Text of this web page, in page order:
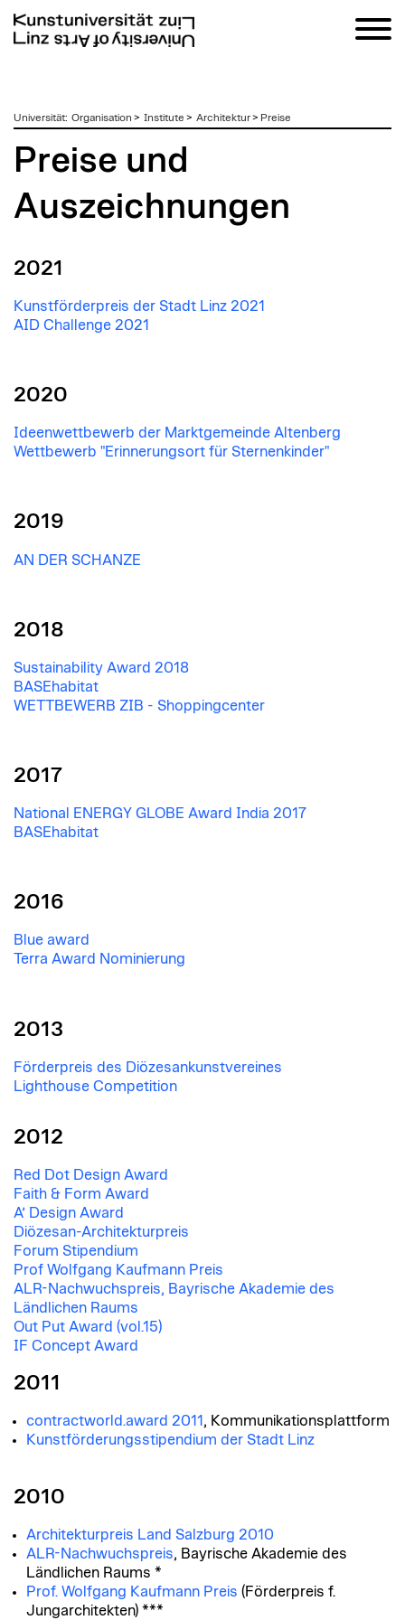
zumUniversität: Organisation > Institute > Architektur> Preise
Preise und
Auszeichnungen
2021
Kunstförderpreis der Stadt Linz 2021
AID Challenge 2021
2020
Ideenwettbewerb der Marktgemeinde Altenberg
Wettbewerb "Erinnerungsort für Sternenkinder"
2019
AN DER SCHANZE
2018
Sustainability Award 2018
BASEhabitat
WETTBEWERB ZIB - Shoppingcenter
2017
National ENERGY GLOBE Award India 2017
BASEhabitat
2016
Blue award
Terra Award Nominierung
2013
Förderpreis des Diözesankunstvereines
Lighthouse Competition
2012
Red Dot Design Award
Faith & Form Award
A’ Design Award
Diözesan-Architekturpreis
Forum Stipendium
Prof Wolfgang Kaufmann Preis
ALR-Nachwuchspreis, Bayrische Akademie des
Ländlichen Raums
Out Put Award (vol.15)
IF Concept Award
2011
contractworld.award 2011 , Kommunikationsplattform
Kunstförderungsstipendium der Stadt Linz
2010
Architekturpreis Land Salzburg 2010
ALR-Nachwuchspreis, Bayrische Akademie des
Ländlichen Raums *
Prof. Wolfgang Kaufmann Preis (Förderpreis f.
Jungarchitekten) ***